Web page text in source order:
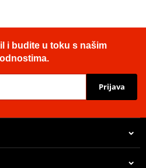
i budite u toku s našim
Prijava